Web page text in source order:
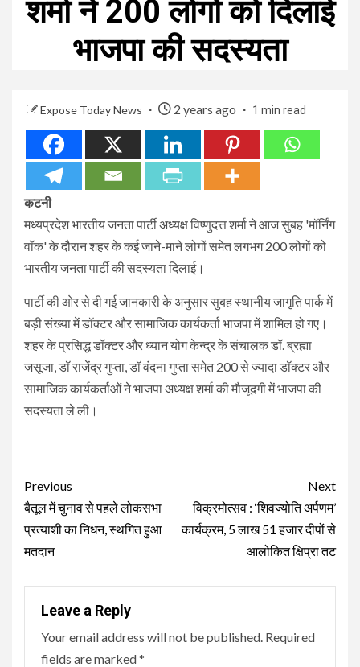
शर्मा ने 200 लोगों को दिलाई
भाजपा की सदस्यता
Expose Today News 2 years ago 1 min read
कटनी
मध्यप्रदेश भारतीय जनता पार्टी अध्यक्ष विष्णुदत्त शर्मा ने आज सुबह 'मॉर्निंग
वॉक' के दौरान शहर के कई जाने-माने लोगों समेत लगभग 200 लोगों को
भारतीय जनता पार्टी की सदस्यता दिलाई।
पार्टी की ओर से दी गई जानकारी के अनुसार सुबह स्थानीय जागृति पार्क में
बड़ी संख्या में डॉक्टर और सामाजिक कार्यकर्ता भाजपा में शामिल हो गए।
⁠शहर के प्रसिद्ध डॉक्टर और ध्यान योग केन्द्र के संचालक डॉ. ब्रह्मा
जसूजा, डॉ राजेंद्र गुप्ता, डॉ वंदना गुप्ता समेत 200 से ज्यादा डॉक्टर और
सामाजिक कार्यकर्ताओं ने भाजपा अध्यक्ष शर्मा की मौजूदगी में भाजपा की
सदस्यता ले ली।
Continue
Reading
Previous
बैतूल में चुनाव से पहले लोकसभा
प्रत्याशी का निधन, स्थगित हुआ
मतदान
Next
विक्रमोत्सव : ‘शिवज्योति अर्पणम’
कार्यक्रम, 5 लाख 51 हजार दीपों से
आलोकित क्षिप्रा तट
Leave a Reply
Your email address will not be published. Required
fields are marked*